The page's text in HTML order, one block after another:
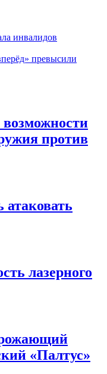
инвалидов
превысили
против
лазерного
«Палтус»